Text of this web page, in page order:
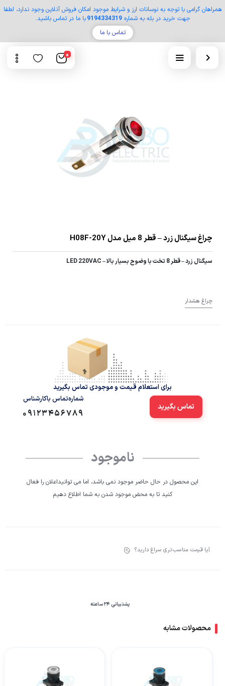
همراهان گرامی با توجه به نوسانات ارز و شرایط موجود امکان فروش آنلاین وجود ندارد، لطفا
جهت خرید در بله به شماره9194334319با ما در تماس باشید.
تماس با ما
0
چراغ سیگنال زرد – قطر 8 میل مدل H08F-20Y
سیگنال زرد – قطر 8 تخت با وضوح بسیار بالا – LED 220VAC
چراغ هشدار
برای استعلام قیمت و موجودی تماس بگیرید
تماس بگیرید
شماره‌تماس‌ با‌کارشناس
09123456789
ناموجود
این محصول در حال حاضر موجود نمی باشد، اما می توانیداعلان را فعال
کنید تا به محض موجود شدن به شما اطلاع دهیم
آیا قیمت مناسب‌تری سراغ دارید؟
پشتیبانی 24 ساعته
محصولات مشابه